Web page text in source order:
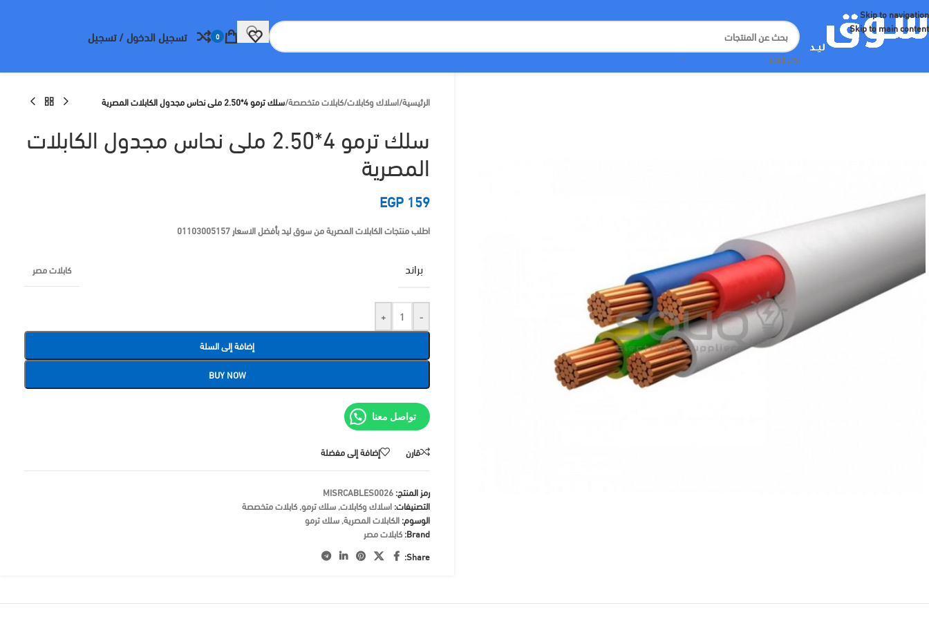
Skip to navigation
Skip to main content
اختر الفئة
0 تسجيل الدخول / تسجيل
الرئيسية/اسلاك وكابلات/كابلات متخصصة/سلك ترمو 4*2.50 ملى نحاس مجدول الكابلات المصرية
سلك ترمو 4*2.50 ملى نحاس مجدول الكابلات
المصرية
EGP159
اطلب منتجات الكابلات المصرية من سوق ليد بأفضل الاسعار 01103005157
براند كابلات مصر
-
+
إضافة إلى السلة
BUY NOW
تواصل معنا
قارن إضافة إلى مفضلة
رمز المنتج:MISRCABLES0026
التصنيفات:اسلاك وكابلات,سلك ترمو,كابلات متخصصة
الوسوم:الكابلات المصرية,سلك ترمو
Brand: كابلات مصر
Share: